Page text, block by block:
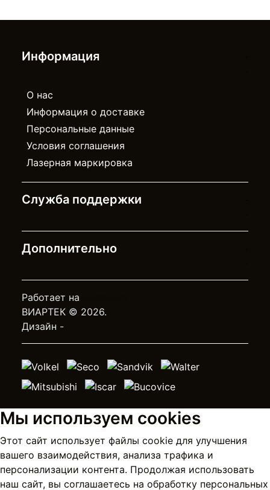
Информация
О нас
Информация о доставке
Персональные данные
Условия соглашения
Лазерная маркировка
Служба поддержки
Дополнительно
Работает на
ВИАРТЕК © 2026.
Дизайн -
Мы используем cookies
Этот сайт использует файлы cookie для улучшения
вашего взаимодействия, анализа трафика и
персонализации контента. Продолжая использовать
наш сайт, вы соглашаетесь на обработку персональных